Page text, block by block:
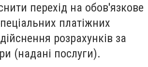
перехід на обов'язкове
платіжних
розрахунків за
(надані послуги).